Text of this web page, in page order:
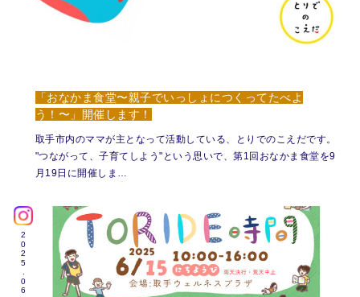
「おなかま食堂〜親子でいっしょにつくってたべよ
う！〜」開催します！
取手市内のママが主となって活動している、とりでのこえだです。
"つながって、子育てしよう"という思いで、第1回おなかま食堂を9
月19日に開催しま…
2025.06.05